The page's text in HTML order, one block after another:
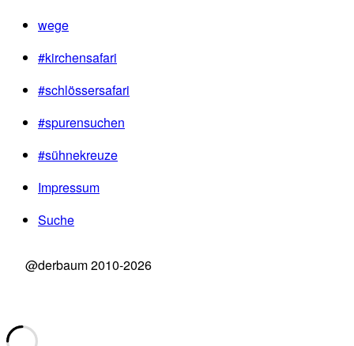
wege
#kirchensafari
#schlössersafari
#spurensuchen
#sühnekreuze
Impressum
Suche
@derbaum 2010-2026